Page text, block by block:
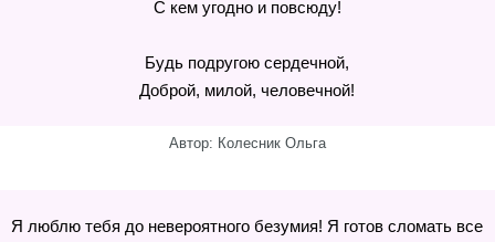
С кем угодно и повсюду!
Будь подругою сердечной,
Доброй, милой, человечной!
Автор: Колесник Ольга
Я люблю тебя до невероятного безумия! Я готов сломать все